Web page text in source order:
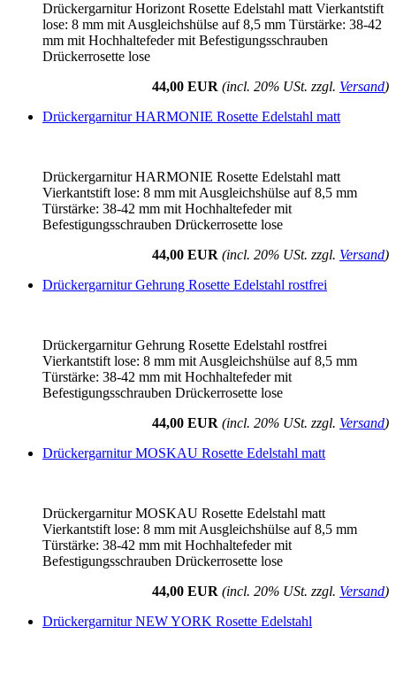
Drückergarnitur Horizont Rosette Edelstahl matt Vierkantstift
lose: 8 mm mit Ausgleichshülse auf 8,5 mm Türstärke: 38-42
mm mit Hochhaltefeder mit Befestigungsschrauben
Drückerrosette lose
44,00 EUR (incl. 20% USt. zzgl. Versand)
Drückergarnitur HARMONIE Rosette Edelstahl matt
Drückergarnitur HARMONIE Rosette Edelstahl matt
Vierkantstift lose: 8 mm mit Ausgleichshülse auf 8,5 mm
Türstärke: 38-42 mm mit Hochhaltefeder mit
Befestigungsschrauben Drückerrosette lose
44,00 EUR (incl. 20% USt. zzgl. Versand)
Drückergarnitur Gehrung Rosette Edelstahl rostfrei
Drückergarnitur Gehrung Rosette Edelstahl rostfrei
Vierkantstift lose: 8 mm mit Ausgleichshülse auf 8,5 mm
Türstärke: 38-42 mm mit Hochhaltefeder mit
Befestigungsschrauben Drückerrosette lose
44,00 EUR (incl. 20% USt. zzgl. Versand)
Drückergarnitur MOSKAU Rosette Edelstahl matt
Drückergarnitur MOSKAU Rosette Edelstahl matt
Vierkantstift lose: 8 mm mit Ausgleichshülse auf 8,5 mm
Türstärke: 38-42 mm mit Hochhaltefeder mit
Befestigungsschrauben Drückerrosette lose
44,00 EUR (incl. 20% USt. zzgl. Versand)
Drückergarnitur NEW YORK Rosette Edelstahl